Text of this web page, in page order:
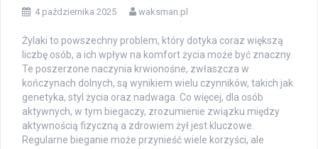
4 października 2025 waksman.pl
Żylaki to powszechny problem, który dotyka coraz większą
liczbę osób, a ich wpływ na komfort życia może być znaczny.
Te poszerzone naczynia krwionośne, zwłaszcza w
kończynach dolnych, są wynikiem wielu czynników, takich jak
genetyka, styl życia oraz nadwaga. Co więcej, dla osób
aktywnych, w tym biegaczy, zrozumienie związku między
aktywnością fizyczną a zdrowiem żył jest kluczowe.
Regularne bieganie może przynieść wiele korzyści, ale